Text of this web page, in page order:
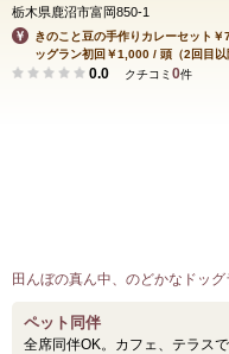
栃木県鹿沼市富岡850-1
きのこと豆の手作りカレーセット
ッグラン初回￥1,000 / 頭（2回目以
0.0 クチコミ 0件
田んぼの真ん中、のどかなドッ
ペット同伴
全席同伴OK。カフェ、テラスで